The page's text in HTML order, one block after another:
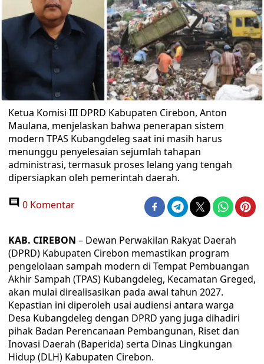
Ketua Komisi III DPRD Kabupaten Cirebon, Anton
Maulana, menjelaskan bahwa penerapan sistem
modern TPAS Kubangdeleg saat ini masih harus
menunggu penyelesaian sejumlah tahapan
administrasi, termasuk proses lelang yang tengah
dipersiapkan oleh pemerintah daerah.
0 Komentar
KAB. CIREBON – Dewan Perwakilan Rakyat Daerah
(DPRD) Kabupaten Cirebon memastikan program
pengelolaan sampah modern di Tempat Pembuangan
Akhir Sampah (TPAS) Kubangdeleg, Kecamatan Greged,
akan mulai direalisasikan pada awal tahun 2027.
Kepastian ini diperoleh usai audiensi antara warga
Desa Kubangdeleg dengan DPRD yang juga dihadiri
pihak Badan Perencanaan Pembangunan, Riset dan
Inovasi Daerah (Baperida) serta Dinas Lingkungan
Hidup (DLH) Kabupaten Cirebon.